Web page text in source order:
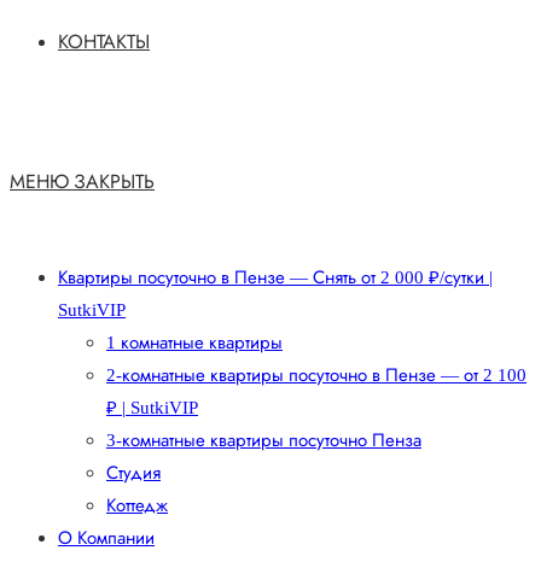
КОНТАКТЫ
МЕНЮ ЗАКРЫТЬ
Квартиры посуточно в Пензе — Снять от 2 000 ₽/сутки |
SutkiVIP
1 комнатные квартиры
2-комнатные квартиры посуточно в Пензе — от 2 100
₽ | SutkiVIP
3-комнатные квартиры посуточно Пенза
Студия
Коттедж
О Компании